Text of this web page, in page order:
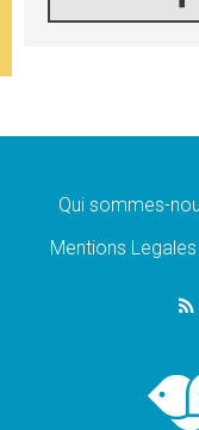
La
«La
Le
Qui sommes-
Mentions Legales